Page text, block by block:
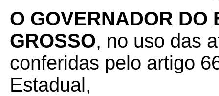
O GOVERNADOR DO
GROSSO, no uso das
conferidas pelo artigo
Estadual,